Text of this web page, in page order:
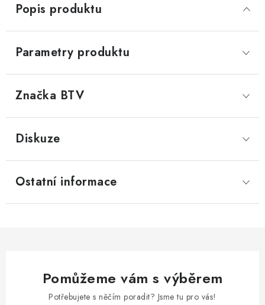
Popis produktu
Parametry produktu
Značka BTV
Diskuze
Ostatní informace
Pomůžeme vám s výběrem
Potřebujete s něčím poradit? Jsme tu pro vás!